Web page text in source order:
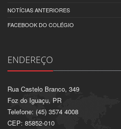
NOTÍCIAS ANTERIORES
FACEBOOK DO COLÉGIO
ENDEREÇO
Rua Castelo Branco, 349
Foz do Iguaçu, PR
Telefone: (45) 3574 4008
CEP: 85852-010